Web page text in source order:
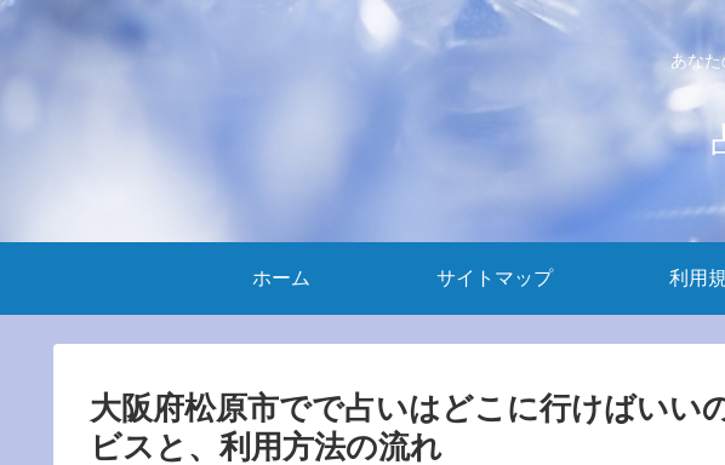
あな
ホーム サイトマップ 利用
大阪府松原市でで占いはどこに行けばいい
ビスと、利用方法の流れ